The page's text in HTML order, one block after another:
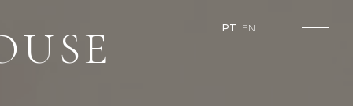
PT EN